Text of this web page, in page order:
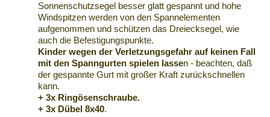
Sonnenschutzsegel besser glatt gespannt und hohe
Windspitzen werden von den Spannelementen
aufgenommen und schützen das Dreiecksegel, wie
auch die Befestigungspunkte.
Kinder wegen der Verletzungsgefahr auf keinen Fall
mit den Spanngurten spielen lassen - beachten, daß
der gespannte Gurt mit großer Kraft zurückschnellen
kann.
+ 3x Ringösenschraube.
+ 3x Dübel 8x40.